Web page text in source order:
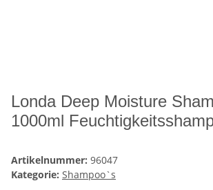
Londa Deep Moisture
1000ml
Artikelnummer: 96047
Kategorie: Shampoo`s